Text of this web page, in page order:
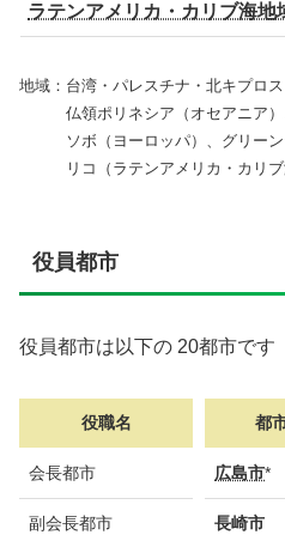
ラテンアメリカ・カリブ海地
地域：台湾・パレスチナ・北キプロ
仏領ポリネシア（オセアニア
ソボ（ヨーロッパ）、グリー
リコ（ラテンアメリカ・カリブ
役員都市
役員都市は以下の 20都市です
役職名 都
役職名 都
会長都市 広島市*
副会長都市 長崎市